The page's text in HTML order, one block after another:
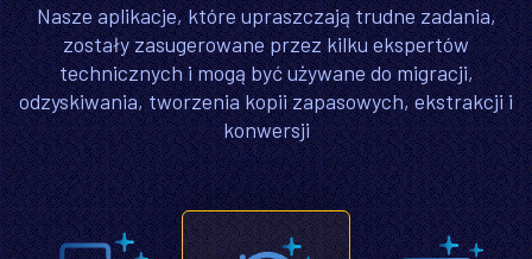
Nasze aplikacje, które upraszczają trudne zadania,
zostały zasugerowane przez kilku ekspertów
technicznych i mogą być używane do migracji,
odzyskiwania, tworzenia kopii zapasowych, ekstrakcji i
konwersji